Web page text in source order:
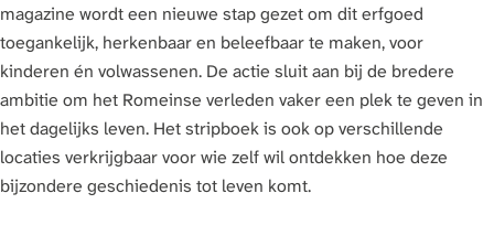
magazine wordt een nieuwe stap gezet om dit erfgoed
toegankelijk, herkenbaar en beleefbaar te maken, voor
kinderen én volwassenen. De actie sluit aan bij de bredere
ambitie om het Romeinse verleden vaker een plek te geven in
het dagelijks leven. Het stripboek is ook op verschillende
locaties verkrijgbaar voor wie zelf wil ontdekken hoe deze
bijzondere geschiedenis tot leven komt.